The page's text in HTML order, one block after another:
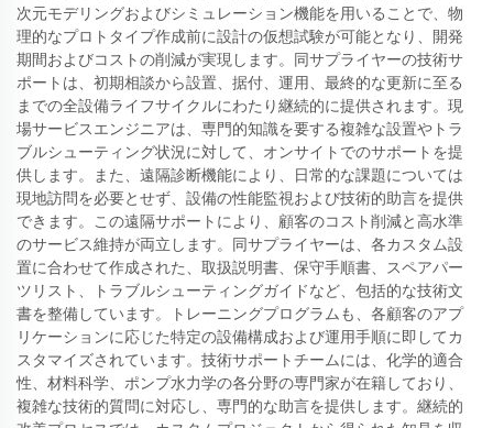
次元モデリングおよびシミュレーション機能を用いることで、物
理的なプロトタイプ作成前に設計の仮想試験が可能となり、開発
期間およびコストの削減が実現します。同サプライヤーの技術サ
ポートは、初期相談から設置、据付、運用、最終的な更新に至る
までの全設備ライフサイクルにわたり継続的に提供されます。現
場サービスエンジニアは、専門的知識を要する複雑な設置やトラ
ブルシューティング状況に対して、オンサイトでのサポートを提
供します。また、遠隔診断機能により、日常的な課題については
現地訪問を必要とせず、設備の性能監視および技術的助言を提供
できます。この遠隔サポートにより、顧客のコスト削減と高水準
のサービス維持が両立します。同サプライヤーは、各カスタム設
置に合わせて作成された、取扱説明書、保守手順書、スペアパー
ツリスト、トラブルシューティングガイドなど、包括的な技術文
書を整備しています。トレーニングプログラムも、各顧客のアプ
リケーションに応じた特定の設備構成および運用手順に即してカ
スタマイズされています。技術サポートチームには、化学的適合
性、材料科学、ポンプ水力学の各分野の専門家が在籍しており、
複雑な技術的質問に対応し、専門的な助言を提供します。継続的